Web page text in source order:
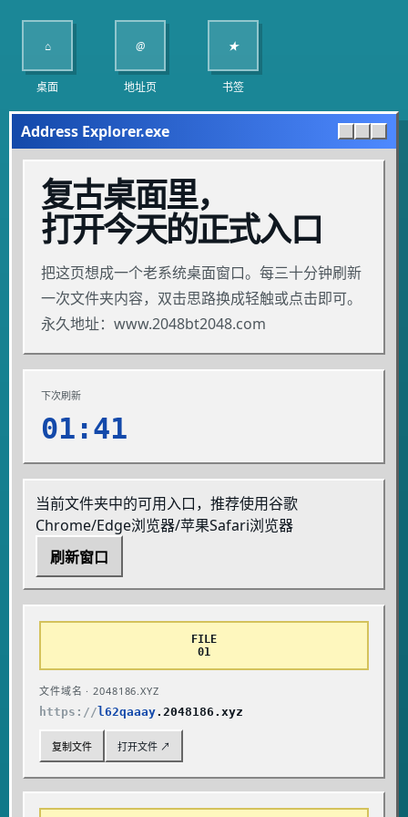
⌂
桌面
@
地址页
★
书签
Address Explorer.exe
复古桌面里，
打开今天的正式入口
把这页想成一个老系统桌面窗口。每三十分钟刷新
一次文件夹内容，双击思路换成轻触或点击即可。
永久地址：www.2048bt2048.com
下次刷新
01:41
当前文件夹中的可用入口，推荐使用谷歌
Chrome/Edge浏览器/苹果Safari浏览器
刷新窗口
FILE
01
文件域名 · 2048186.XYZ
https:// l62qaaay.2048186.xyz
复制文件 打开文件 ↗